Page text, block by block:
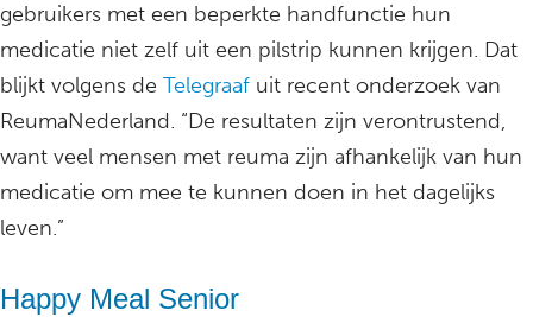
gebruikers met een beperkte handfunctie hun
medicatie niet zelf uit een pilstrip kunnen krijgen. Dat
blijkt volgens de Telegraaf uit recent onderzoek van
ReumaNederland. “De resultaten zijn verontrustend,
want veel mensen met reuma zijn afhankelijk van hun
medicatie om mee te kunnen doen in het dagelijks
leven.”
Happy Meal Senior